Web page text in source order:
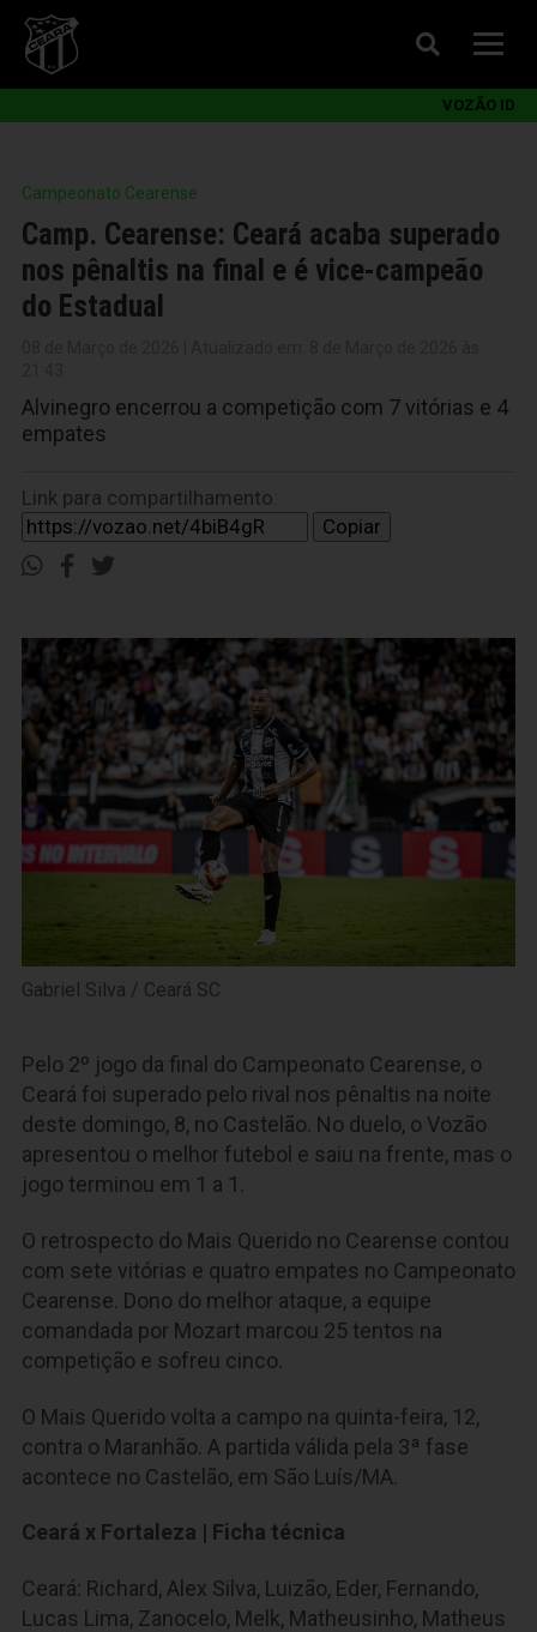
VOZÃO ID
Campeonato Cearense
Camp. Cearense: Ceará acaba superado
nos pênaltis na final e é vice-campeão
do Estadual
Alvinegro encerrou a competição com 7 vitórias e 4
empates
Link para compartilhamento:
Copiar
Gabriel Silva / Ceará SC
Pelo 2º jogo da final do Campeonato Cearense, o
Ceará foi superado pelo rival nos pênaltis na noite
deste domingo, 8, no Castelão. No duelo, o Vozão
apresentou o melhor futebol e saiu na frente, mas o
jogo terminou em 1 a 1.
O retrospecto do Mais Querido no Cearense contou
com sete vitórias e quatro empates no Campeonato
Cearense. Dono do melhor ataque, a equipe
comandada por Mozart marcou 25 tentos na
competição e sofreu cinco.
O Mais Querido volta a campo na quinta-feira, 12,
contra o Maranhão. A partida válida pela 3ª fase
acontece no Castelão, em São Luís/MA.
Ceará x Fortaleza | Ficha técnica
Ceará: Richard, Alex Silva, Luizão, Eder, Fernando,
Lucas Lima, Zanocelo, Melk, Matheusinho, Matheus